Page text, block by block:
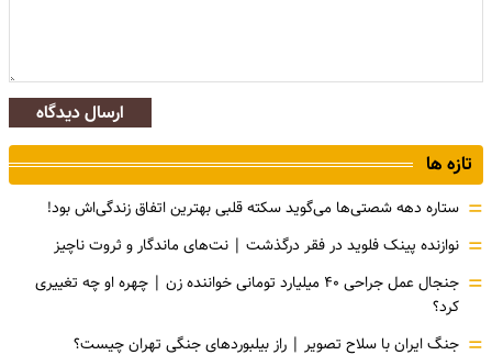
ارسال دیدگاه
تازه ها
= ستاره دهه شصتی‌ها می‌گوید سکته قلبی بهترین اتفاق زندگی‌اش بود!
= نوازنده پینک فلوید در فقر درگذشت | نت‌های ماندگار و ثروت ناچیز
=
جنجال عمل جراحی ۴۰ میلیارد تومانی خواننده زن | چهره او چه تغییری
کرد؟
= جنگ ایران با سلاح تصویر | راز بیلبوردهای جنگی تهران چیست؟